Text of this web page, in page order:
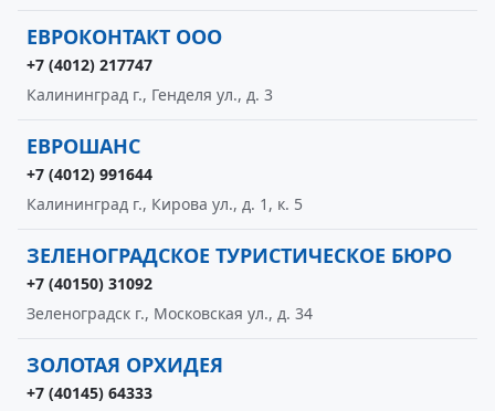
ЕВРОКОНТАКТ ООО
+7 (4012) 217747
Калининград г., Генделя ул., д. 3
ЕВРОШАНС
+7 (4012) 991644
Калининград г., Кирова ул., д. 1, к. 5
ЗЕЛЕНОГРАДСКОЕ ТУРИСТИЧЕСКОЕ БЮРО
+7 (40150) 31092
Зеленоградск г., Московская ул., д. 34
ЗОЛОТАЯ ОРХИДЕЯ
+7 (40145) 64333